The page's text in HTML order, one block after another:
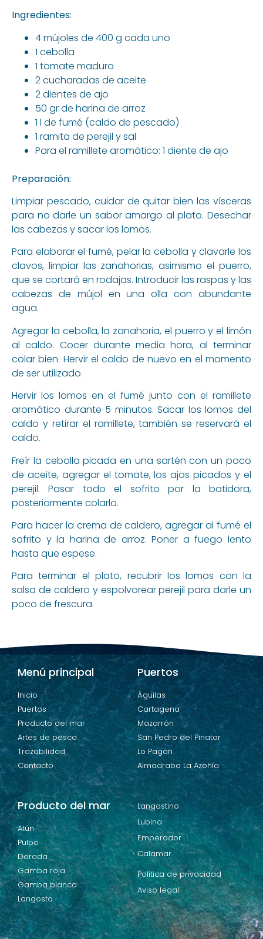
Ingredientes:
4 mújoles de 400 g cada uno
1 cebolla
1 tomate maduro
2 cucharadas de aceite
2 dientes de ajo
50 gr de harina de arroz
1 l de fumé (caldo de pescado)
1 ramita de perejil y sal
Para el ramillete aromático: 1 diente de ajo
Preparación:
Limpiar pescado, cuidar de quitar bien las vísceras
para no darle un sabor amargo al plato. Desechar
las cabezas y sacar los lomos.
Para elaborar el fumé, pelar la cebolla y clavarle los
clavos, limpiar las zanahorias, asimismo el puerro,
que se cortará en rodajas. Introducir las raspas y las
cabezas de mújol en una olla con abundante
agua.
Agregar la cebolla, la zanahoria, el puerro y el limón
al caldo. Cocer durante media hora, al terminar
colar bien. Hervir el caldo de nuevo en el momento
de ser utilizado.
Hervir los lomos en el fumé junto con el ramillete
aromático durante 5 minutos. Sacar los lomos del
caldo y retirar el ramillete, también se reservará el
caldo.
Freír la cebolla picada en una sartén con un poco
de aceite, agregar el tomate, los ajos picados y el
perejil. Pasar todo el sofrito por la batidora,
posteriormente colarlo.
Para hacer la crema de caldero, agregar al fumé el
sofrito y la harina de arroz. Poner a fuego lento
hasta que espese.
Para terminar el plato, recubrir los lomos con la
salsa de caldero y espolvorear perejil para darle un
poco de frescura.
Menú principal
Inicio
Puertos
Producto del mar
Artes de pesca
Trazabilidad
Contacto
Puertos
Águilas
Cartagena
Mazarrón
San Pedro del Pinatar
Lo Pagán
Almadraba La Azohía
Producto del mar
Atún
Pulpo
Dorada
Gamba roja
Gamba blanca
Langosta
Langostino
Lubina
Emperador
Calamar
Política de privacidad
Aviso legal